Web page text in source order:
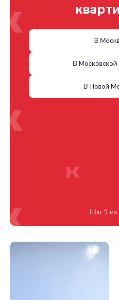
В
В Московской
В Новой
Шаг 1 из